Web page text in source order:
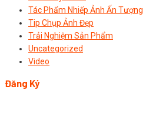
Tác Phẩm Nhiếp Ảnh Ấn Tượng
Tip Chụp Ảnh Đẹp
Trải Nghiệm Sản Phẩm
Uncategorized
Video
Đăng Ký